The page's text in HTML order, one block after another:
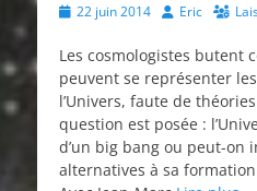
Posted22 juin 2014 Author
Eric
Les cosmologistes butent
peuvent se représenter
l’Univers, faute de
question est posée :
d’un big bang ou peut-on
alternatives à sa